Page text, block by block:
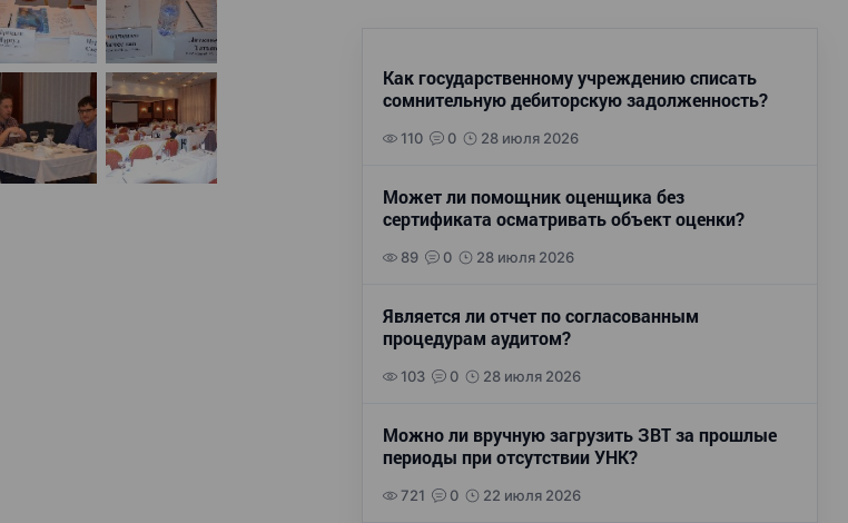
Как государственному учреждению списать
сомнительную дебиторскую задолженность?
110 0 28 июля 2026
Может ли помощник оценщика без
сертификата осматривать объект оценки?
89 0 28 июля 2026
Является ли отчет по согласованным
процедурам аудитом?
103 0 28 июля 2026
Можно ли вручную загрузить ЗВТ за прошлые
периоды при отсутствии УНК?
721 0 22 июля 2026